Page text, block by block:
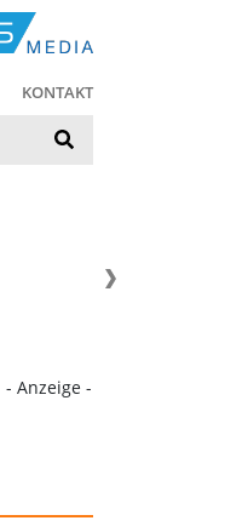
KONTAKT
- Anzeige -